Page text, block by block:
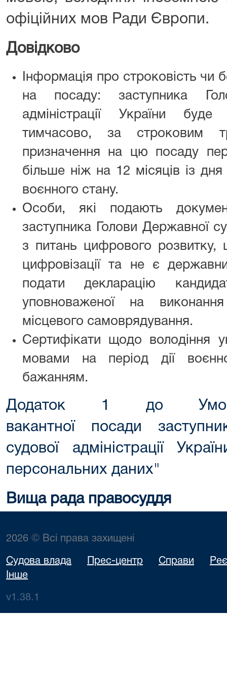
офіційних мов Ради Європи.
Довідково
Інформація про строковість чи
на посаду: заступника
адміністрації України
тимчасово, за строковим
призначення на цю посаду
більше ніж на 12 місяців із
воєнного стану.
Особи, які подають
заступника Голови Державної
з питань цифрового розвитку,
цифровізації та не є
подати декларацію
уповноваженої на
місцевого самоврядування.
Сертифікати щодо володіння
мовами на період дії
бажанням.
Додаток 1 до
вакантної посади
судової адміністрації
персональних даних"
Вища рада правосуддя
2026 © Всі права захищені
Судова влада Прес-центр Справи
Інше
v1.38.1